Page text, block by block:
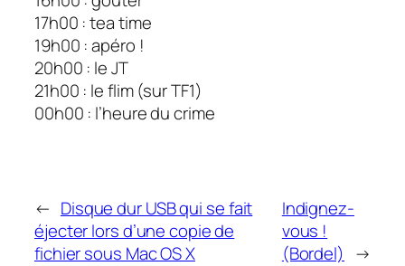
17h00 : tea time
19h00 : apéro !
20h00 : le JT
21h00 : le flim (sur TF1)
00h00 : l’heure du crime
← Disque dur USB qui se fait
éjecter lors d’une copie de
fichier sous Mac OS X
Indignez-
vous !
(Bordel) →